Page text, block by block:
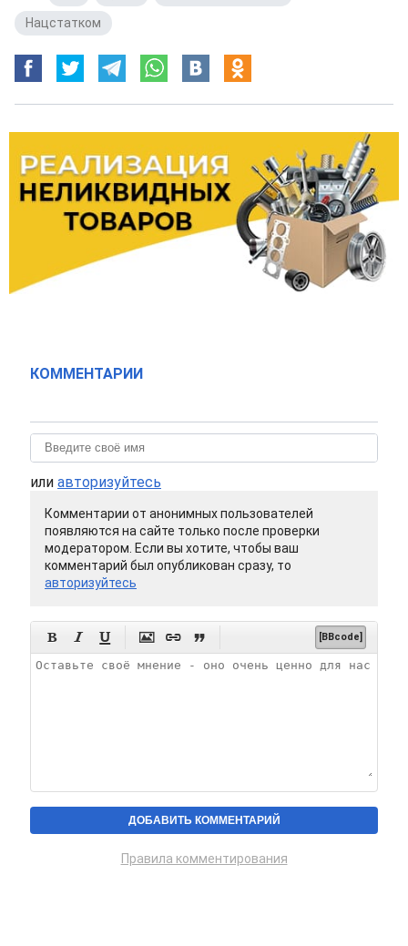
Нацстатком
КОММЕНТАРИИ
или авторизуйтесь
Комментарии от анонимных пользователей
появляются на сайте только после проверки
модератором. Если вы хотите, чтобы ваш
комментарий был опубликован сразу, то
авторизуйтесь
      [BBcode]
Правила комментирования